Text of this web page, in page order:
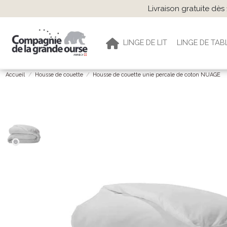
Livraison gratuite
LINGE DE LIT LINGE DE
Accueil Housse de couette Housse de couette unie percale de coton NUAGE